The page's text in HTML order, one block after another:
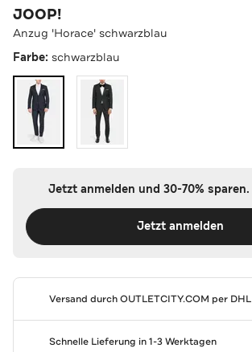
JOOP!
Anzug 'Horace' schwarzblau
Farbe: schwarzblau
Jetzt anmelden und 30-70% sparen.
Jetzt anmelden
Versand durchOUTLETCITY.COM per DHL
Schnelle Lieferung in 1-3 Werktagen